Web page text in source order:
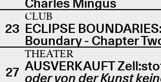
Charles Mingus
23
CLUB
ECLIPSE
Boundary - Chapter
27
THEATER
AUSVERKAUFT
oder von der Kunst